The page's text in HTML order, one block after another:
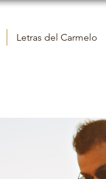
Letras del Carmelo